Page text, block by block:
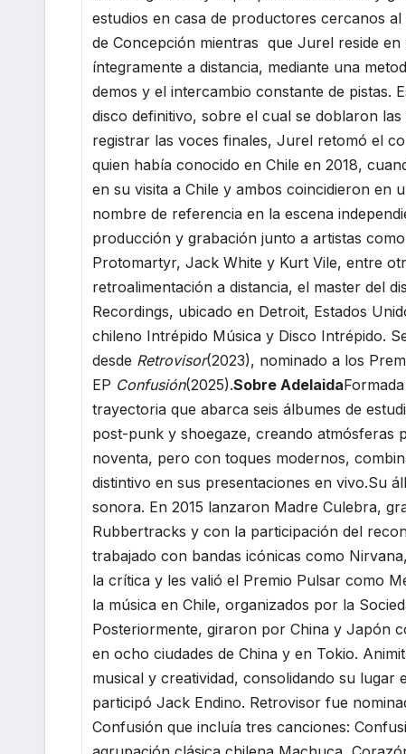
estudios en casa de productores cercanos
de Concepción mientras que Jurel reside
íntegramente a distancia, mediante una
demos y el intercambio constante de pistas.
disco definitivo, sobre el cual se doblaron
registrar las voces finales, Jurel retomó el
quien había conocido en Chile en 2018,
en su visita a Chile y ambos coincidieron en
nombre de referencia en la escena
producción y grabación junto a artistas
Protomartyr, Jack White y Kurt Vile, entre
retroalimentación a distancia, el master del
Recordings, ubicado en Detroit, Estados
chileno Intrépido Música y Disco Intrépido.
desde Retrovisor(2023), nominado a los
EP Confusión(2025).Sobre Adelaida
trayectoria que abarca seis álbumes de
post-punk y shoegaze, creando atmósferas
noventa, pero con toques modernos,
distintivo en sus presentaciones en vivo.Su
sonora. En 2015 lanzaron Madre Culebra,
Rubbertracks y con la participación del
trabajado con bandas icónicas como
la crítica y les valió el Premio Pulsar como
la música en Chile, organizados por la
Posteriormente, giraron por China y Japón
en ocho ciudades de China y en Tokio.
musical y creatividad, consolidando su lugar
participó Jack Endino. Retrovisor fue
Confusión que incluía tres canciones: